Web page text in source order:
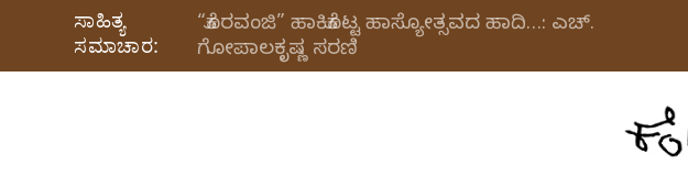
ಸಾಹಿತ್ಯ
ಸಮಾಚಾರ:
“ಕೊರವಂಜಿ” ಹಾಕಿಕೊಟ್ಟ ಹಾಸ್ಯೋತ್ಸವದ ಹಾದಿ…: ಎಚ್.
ಗೋಪಾಲಕೃಷ್ಣ ಸರಣಿ